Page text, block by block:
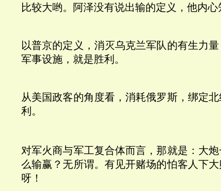
比较大哟。阿泽没有说出输的定义，他内
以普京的定义，消灭乌克兰军队的有生力
军事设施，就是胜利。
从美国政客的角度看，消耗俄罗斯，绑定
利。
对军火商与军工复合体而言，那就是：大
么输赢？无所谓。有见开赌场的怕客人下
呀！